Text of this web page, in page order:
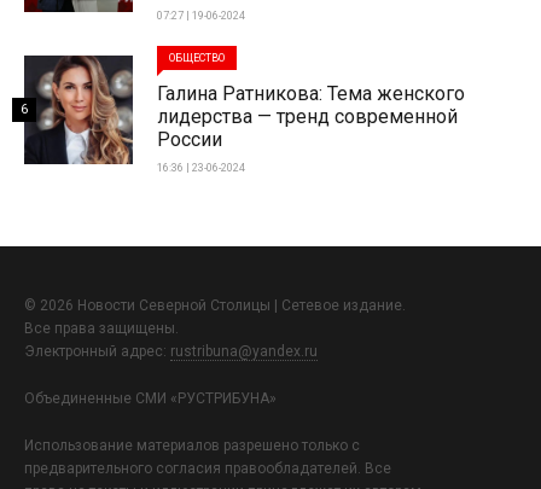
07:27 | 19-06-2024
ОБЩЕСТВО
Галина Ратникова: Тема женского
лидерства — тренд современной
России
16:36 | 23-06-2024
6
© 2026 Новости Северной Столицы | Сетевое издание.
Все права защищены.
Электронный адрес: rustribuna@yandex.ru
Объединенные СМИ «РУСТРИБУНА»
Использование материалов разрешено только с
предварительного согласия правообладателей. Все